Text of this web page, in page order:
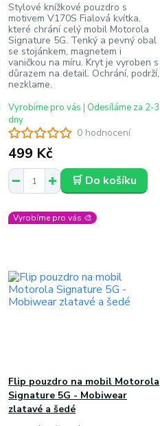
0 hodnocení
Stylové knížkové pouzdro s
motivem V170S Fialová kvítka,
které chrání celý mobil Motorola
Signature 5G. Tenký a pevný obal
se stojánkem, magnetem i
vaničkou na míru. Kryt je vyroben s
důrazem na detail. Ochrání, podrží,
nezklame.
499 Kč
Vyrobíme pro vás | Odesíláme za 2-3
dny
🛒 Do košíku
Vyrobíme pro vás 🎨
Flip pouzdro na mobil Motorola
Signature 5G - Mobiwear
zlatavé a šedé